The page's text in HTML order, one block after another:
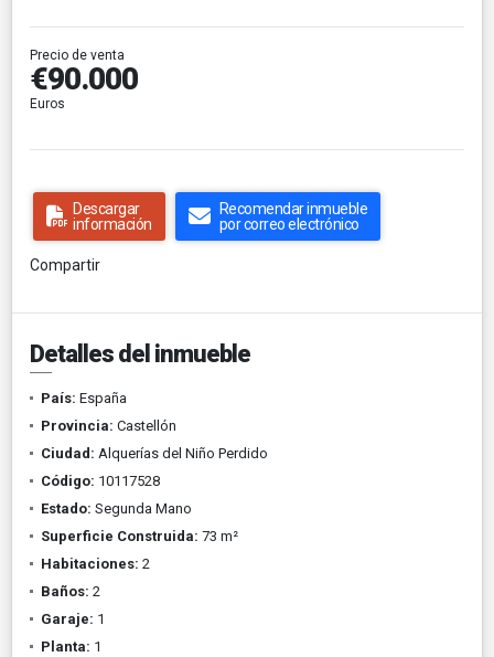
Precio de venta
€90.000
Euros
Descargar
información
Recomendar inmueble
por correo electrónico
Compartir
Detalles del inmueble
País: España
Provincia: Castellón
Ciudad: Alquerías del Niño Perdido
Código: 10117528
Estado: Segunda Mano
Superficie Construida: 73 m²
Habitaciones: 2
Baños: 2
Garaje: 1
Planta: 1